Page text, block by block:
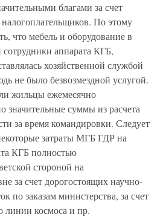
благами за счет
По этому
что мебель и оборудование в
аппарата КГБ,
хозяйственной службой
не было безвозмездной услугой.
жильцы ежемесячно
значительные суммы из расчета
за время командировки. Следует
затраты МГБ ГДР на
КГБ полностью
стороной на
за счет дорогостоящих научно-
по заказам министерства, за счет
линии космоса и пр.